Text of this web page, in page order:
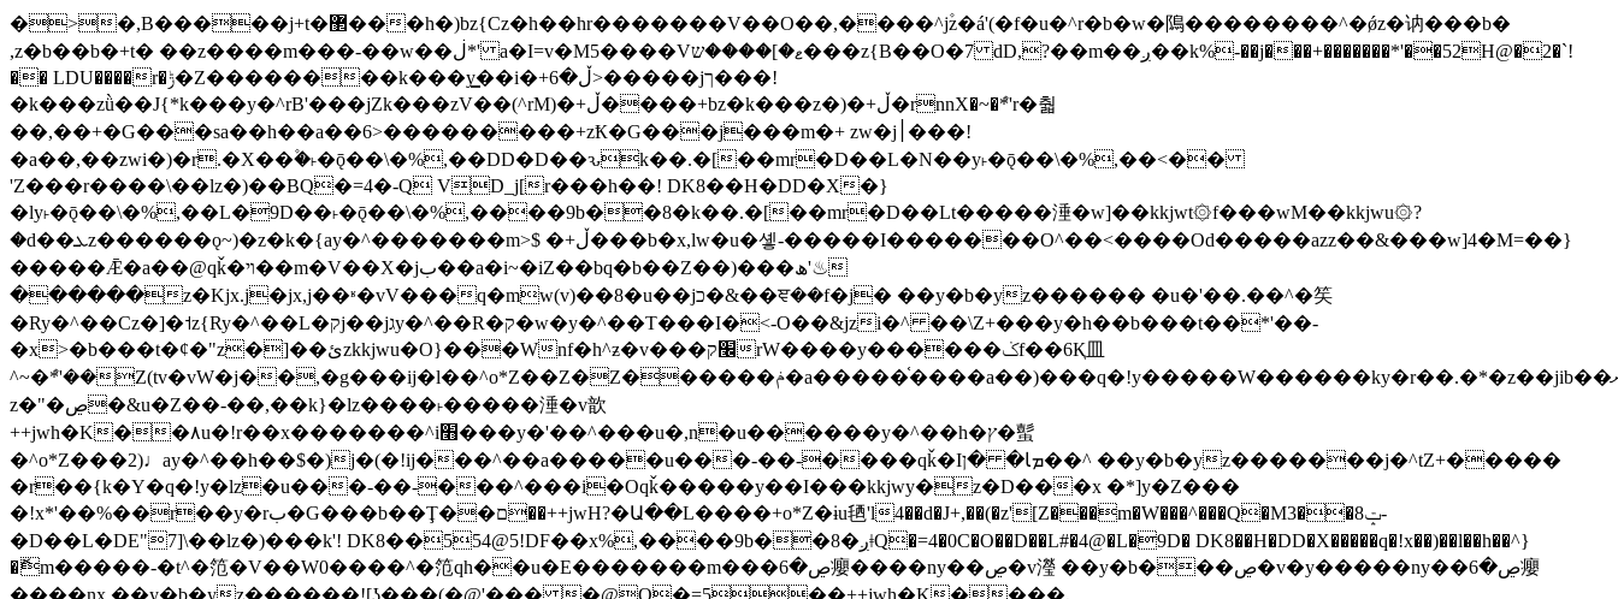
�>�,B�����j+t�޲���h�)bz{Cz�h��hr�������V��O��,����^j۫z�á'(�f�u�^r�b�w�隝��������^�ǿz�讷���b�
,z�b��b�+t� ��z����m���-��w��ڶ*' a�I=v�M5����Vޱ�]����ש���z{B��O�7 dD,?��m��ږ��k%-��j���+�������*'��52H@�2�`!
�� LDU����r�ݱ�Z��������k���y͇��i�+ڵ�6>�����jך���!
�k���zǜ��J{*k���y�^rB'���jZk���zV��(^rM)�+ڵ����+bz�k���z�)�+ڵ�rnnX�~�ܶ*'r�춻
��,��+�G���sa��h��a��6>���������+zҞ�G���j���m�+ zw�j׀���!
�a��,��zwi�)�r.�X��۫�˫�ǭ��\�%,��DD�D��ԅk��.�[��mr�D��L�N��y˫�ǭ��\�%,��<��
'Z���r����\��lz�)��BQ�=4�-Q VD_j[r���h��! DK8��H�DD�X�}
�ly˫�ǭ��\�%,��L�9D��˫�ǭ��\�%,����9b��8�k��.�[��mr�D��Lt�����涶�w]��kkjwt۞f���wM��kkjwu۞?
�d��ܥz������ǫ~)�z�k�{ay�^�������m>$ �+ڵ���b�x,lw�u�솋-�����I�������O^��<����Od�����azz��&���w]4�M=��}
�����Ǣ�a��@qǩ�ױ��m�V��X�jب��a�i~�iZ��bq�b��Z��)���ھ'♨
������z�Kjx.j�jx,j��ʶ�vV���q�mw(v)��8�u��jכ�&��ਞ��f�j� ��y�b�yz������ �u�'��.��^�笶
�Ry�^��Cz�]�˦z{Ry�^��L�קj��jגy�^��R�ק�w�y�^��T���I�<-O��&jzi�^ ��\Z+���y�h��b���t��*'��-
�x>�b���t�¢�"z�]��ئzkkjwu�O}���Wnf�h^ƶ�v���׬קrW����y������ݢf��6Қ⽫
^~�ܶ*'��Z(tv�vW�j��,�g���ij�l��^o*Z��Z�Z������ݥ�a�����֫����a��)���q�!y�����W������ky�r��.�*�z��jib��ނ+-
z�"�ڝ�&u�Z��-��,��k}�lz����˫�����涶�v歆
++jwh�K��٨u�!r��x�������^i׫���y�'��^���u�,n�u������y�^��h�ץ�蟚
�^o*Z���2)♩ay�^��h��$�)j�(�!ij���^��a�����u���-��-����qǩ�Iܡا� �ן��^ ��y�b�yz�������j�^tZ+�����
�r��{k�Y�q�!y�lz�u���-��-���^���i�Oqǩ�����y��I���kkjwy�z�D���x �*]y�Z���
�!x*'��%��r��y�rب�G���b��Ţ��ם��++jwH?�Ա��L����+o*Z�ɨu毢'l4��d�J+,��(�z'[Z���m�W���^���Q�M3��8ݓ-
�D��L�DE"7]\��lz�)���k'! DK8��554@5!DF��x%,����9b��8�ږǂQ�=4�0C�O��D��L#�4@�L�9D� DK8��H�DD�X�����q�!x��)��l��h��^}
�ޮm�����-�t^�笵�V��W0����^�笵qh��u�E�������m���ڝ�6癭����ny��ڝ�v瀅 ��y�b���ڝ�v�y�����ny��ڝ�6癭
����nx ��y�b�yz������![ʖ���(�@'��� �@Q�=5��++jwh�K����,